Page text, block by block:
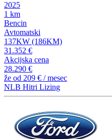
2025
1 km
Bencin
Avtomatski
137KW (186KM)
31.352 €
Akcijska cena
28.290 €
že od 209 € / mesec
NLB Hitri Lizing